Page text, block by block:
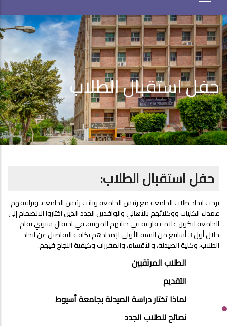
حفل استقبال الطلاب
حفل استقبال الطلاب:
يرحب اتحاد طلاب الجامعة مع رئيس الجامعة ونائب رئيس الجامعة، ويرافقهم
عمداء الكليات ووكلائهم بالأهالي والوافدين الجدد الذين اختاروا الانضمام إلى
الجامعة لتكون علامة فارقة في حياتهم المهنية، في احتفال سنوي يقام
خلال أول 3 أسابيع من السنة الأولي لإمدادهم بكافة التفاصيل عن اتحاد
الطلاب، وكلية الصيدلة، والأقسام، والمقررات وكيفية النجاح فيهم.
STUDENTSالطلاب المرتقبين
التقديم
لماذا تختار دراسة الصيدلة بجامعة أسيوط
نصائح للطلاب الجدد